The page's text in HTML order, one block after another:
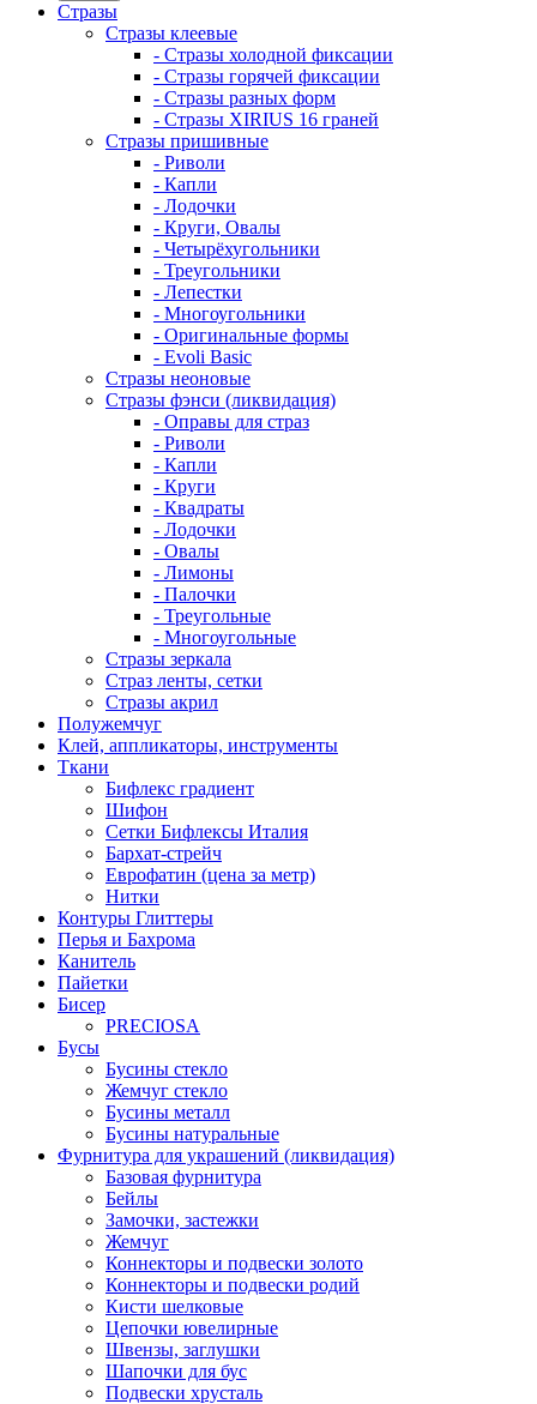
Стразы
Стразы клеевые
- Стразы холодной фиксации
- Стразы горячей фиксации
- Стразы разных форм
- Стразы XIRIUS 16 граней
Стразы пришивные
- Риволи
- Капли
- Лодочки
- Круги, Овалы
- Четырёхугольники
- Треугольники
- Лепестки
- Многоугольники
- Оригинальные формы
- Evoli Basic
Стразы неоновые
Стразы фэнси (ликвидация)
- Оправы для страз
- Риволи
- Капли
- Круги
- Квадраты
- Лодочки
- Овалы
- Лимоны
- Палочки
- Треугольные
- Многоугольные
Стразы зеркала
Страз ленты, сетки
Стразы акрил
Полужемчуг
Клей, аппликаторы, инструменты
Ткани
Бифлекс градиент
Шифон
Сетки Бифлексы Италия
Бархат-стрейч
Еврофатин (цена за метр)
Нитки
Контуры Глиттеры
Перья и Бахрома
Канитель
Пайетки
Бисер
PRECIOSA
Бусы
Бусины стекло
Жемчуг стекло
Бусины металл
Бусины натуральные
Фурнитура для украшений (ликвидация)
Базовая фурнитура
Бейлы
Замочки, застежки
Жемчуг
Коннекторы и подвески золото
Коннекторы и подвески родий
Кисти шелковые
Цепочки ювелирные
Швензы, заглушки
Шапочки для бус
Подвески хрусталь